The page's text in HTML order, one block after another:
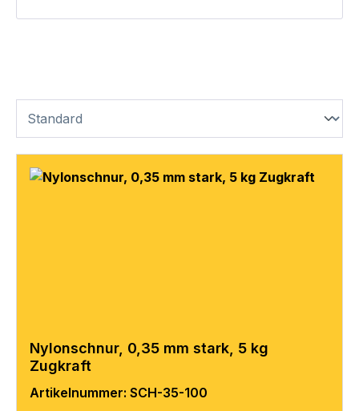
Nylonschnur, 0,35 mm stark, 5 kg
Zugkraft
Artikelnummer: SCH-35-100